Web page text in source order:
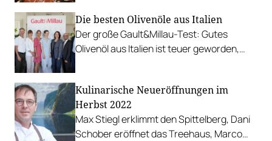
Die besten Olivenöle aus Italien
Der große Gault&Millau-Test: Gutes
Olivenöl aus Italien ist teuer geworden,
Kulinarische Neueröffnungen im
Herbst 2022
Max Stiegl erklimmt den Spittelberg, Dani
Schober eröffnet das Treehaus, Marco